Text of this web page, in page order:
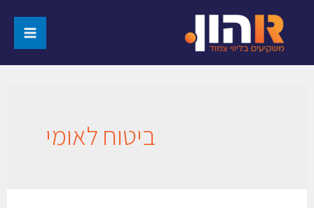
ביטוח לאומי